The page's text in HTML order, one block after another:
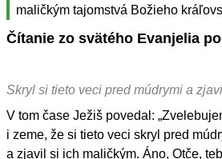
maličkým tajomstvá Božieho
Čítanie zo svätého Evanjelia
Skryl si tieto veci pred múdrymi a
V tom čase Ježiš povedal:
i zeme, že si tieto veci skryl pred
a zjavil si ich maličkým. Áno, Otče,